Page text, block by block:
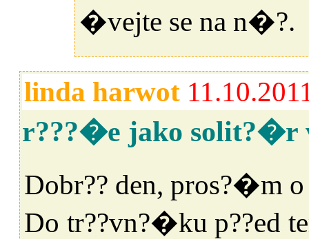
�vejte se na n�?.
linda harwot
r???�e jako solit?�r
Dobr?? den, pros?�m
Do tr??vn?�ku p??ed